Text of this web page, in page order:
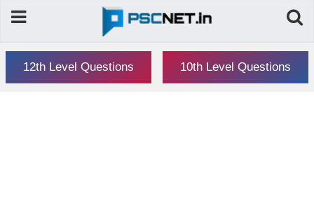
12th Level Questions 10th Level Questions